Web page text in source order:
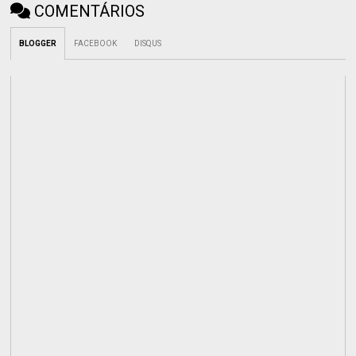
COMENTÁRIOS
BLOGGER FACEBOOK DISQUS